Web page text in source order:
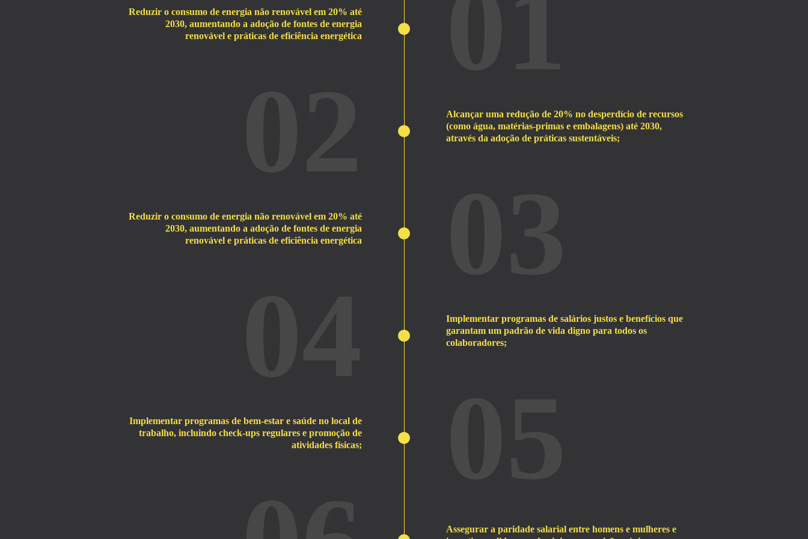
Reduzir o consumo de energia não renovável em 20% até
2030, aumentando a adoção de fontes de energia
renovável e práticas de eficiência energética
Alcançar uma redução de 20% no desperdício de recursos
(como água, matérias-primas e embalagens) até 2030,
através da adoção de práticas sustentáveis;
Reduzir o consumo de energia não renovável em 20% até
2030, aumentando a adoção de fontes de energia
renovável e práticas de eficiência energética
Implementar programas de salários justos e benefícios que
garantam um padrão de vida digno para todos os
colaboradores;
Implementar programas de bem-estar e saúde no local de
trabalho, incluindo check-ups regulares e promoção de
atividades físicas;
Assegurar a paridade salarial entre homens e mulheres e